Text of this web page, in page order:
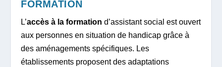
FORMATION
L’accès à la formation d’assistant social est ouvert
aux personnes en situation de handicap grâce à
des aménagements spécifiques. Les
établissements proposent des adaptations